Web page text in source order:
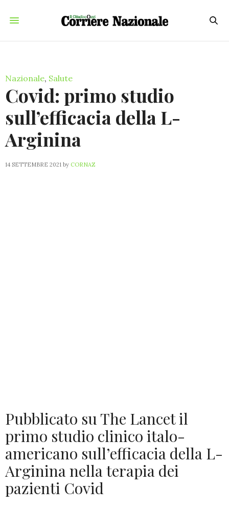
Nazionale, Salute
Covid: primo studio
sull’efficacia della L-
Arginina
14 SETTEMBRE 2021 by CORNAZ
Pubblicato su The Lancet il
primo studio clinico italo-
americano sull’efficacia della L-
Arginina nella terapia dei
pazienti Covid